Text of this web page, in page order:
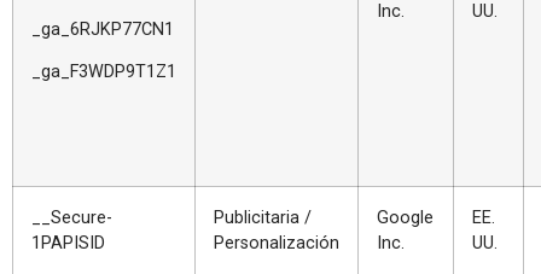
_ga_6RJKP77CN1
_ga_F3WDP9T1Z1
Inc.
UU.
__Secure-
1PAPISID
Publicitaria /
Personalización
Google
Inc.
EE.
UU.